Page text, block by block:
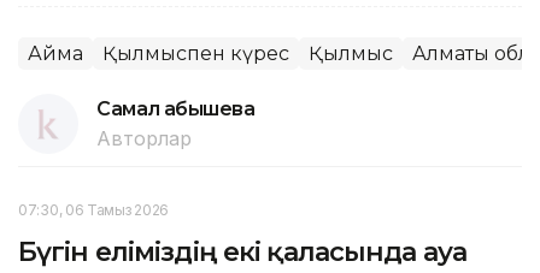
Аймақ Қылмыспен күрес Қылмыс Алматы
Самал Қабышева
Авторлар
07:30, 06 Тамыз 2026
Бүгін еліміздің екі қаласында ауа